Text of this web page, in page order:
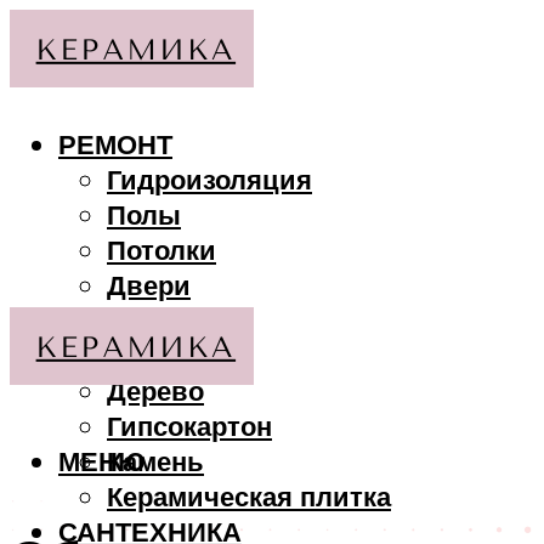
РЕМОНТ
Гидроизоляция
Полы
Потолки
Двери
МАТЕРИАЛЫ
Дерево
Гипсокартон
Камень
Керамическая плитка
САНТЕХНИКА
МЕНЮ